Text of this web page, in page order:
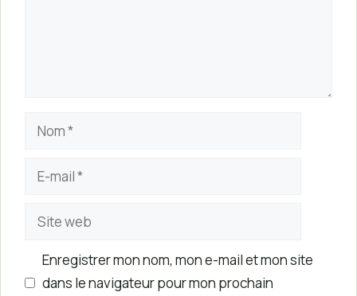
Nom
Site
Enregistrer mon nom, mon e-mail et mon site
dans le navigateur pour mon prochain